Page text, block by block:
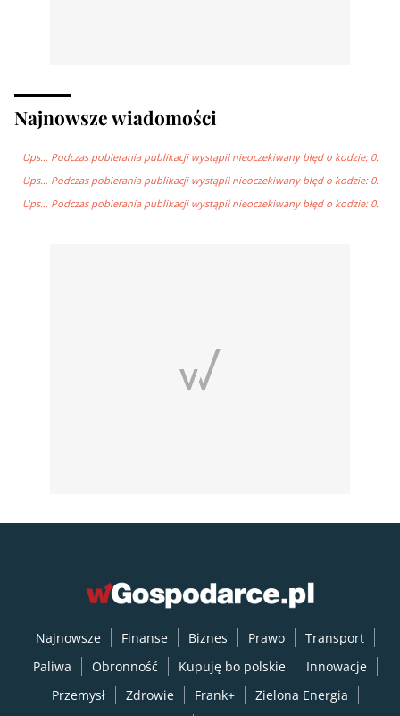
Najnowsze wiadomości
Ups… Podczas pobierania publikacji wystąpił nieoczekiwany błęd o kodzie: 0.
Ups… Podczas pobierania publikacji wystąpił nieoczekiwany błęd o kodzie: 0.
Ups… Podczas pobierania publikacji wystąpił nieoczekiwany błęd o kodzie: 0.
Najnowsze Finanse Biznes Prawo
Transport
Paliwa
Obronność Kupuję bo polskie
Innowacje
Przemysł
Zdrowie Frank+
Zielona Energia